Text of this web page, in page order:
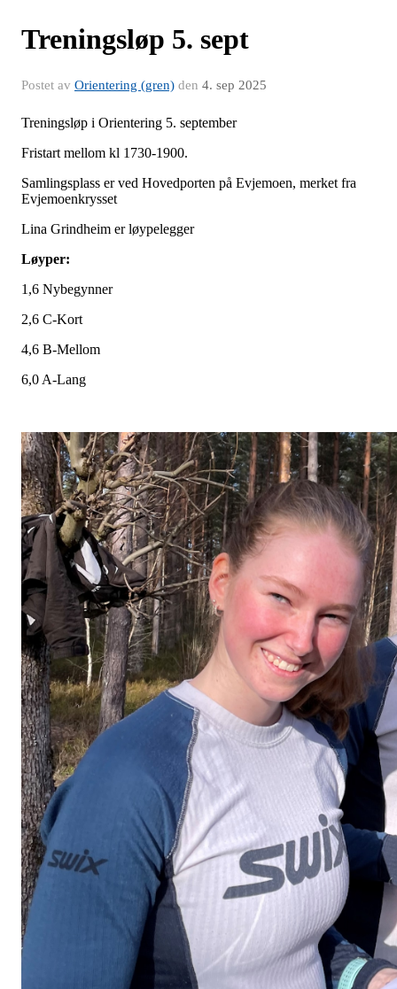
Treningsløp 5. sept
Postet av Orientering (gren) den 4. sep 2025
Treningsløp i Orientering 5. september
Fristart mellom kl 1730-1900.
Samlingsplass er ved Hovedporten på Evjemoen, merket fra
Evjemoenkrysset
Lina Grindheim er løypelegger
Løyper:
1,6 Nybegynner
2,6 C-Kort
4,6 B-Mellom
6,0 A-Lang